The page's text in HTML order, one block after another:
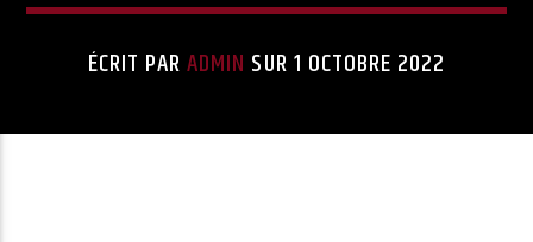
Titre diffusé :
ÉCRIT PARADMIN SUR 1 OCTOBRE 2022